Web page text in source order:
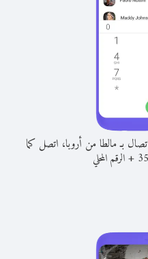
بـ مالطا من أروبا، اتصل كما
+الرقم المحلي